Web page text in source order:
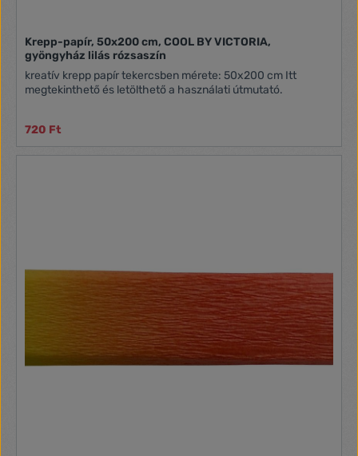
Krepp-papír, 50x200 cm, COOL BY VICTORIA,
gyöngyház lilás rózsaszín
kreatív krepp papír tekercsben mérete: 50x200 cm Itt
megtekinthető és letölthető a használati útmutató.
720 Ft